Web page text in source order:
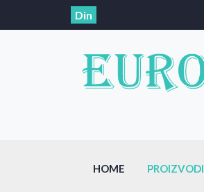
Din
HOME PROIZVODI